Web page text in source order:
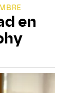
en